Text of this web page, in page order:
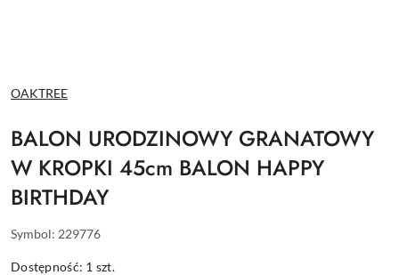
NAZWA
PRODUCENTA:
OAKTREE
BALON URODZINOWY GRANATOWY
W KROPKI 45cm BALON HAPPY
BIRTHDAY
Symbol: 229776
Dostępność: 1 szt.